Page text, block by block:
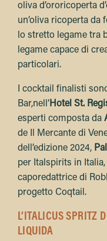
oliva d’ororicoperta
un’oliva ricoperta da
lo stretto legame tra
legame capace di
particolari.
I cocktail finalisti
Bar,nell’Hotel St.
esperti composta da
de Il Mercante di
dell’edizione 2024,
per Italspirits in Italia,
caporedattrice di
progetto Coqtail.
L’ITALICUS SPRITZ
LIQUIDA